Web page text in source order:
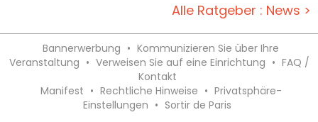
Alle Ratgeber : News >
Bannerwerbung • Kommunizieren Sie über Ihre
Veranstaltung • Verweisen Sie auf eine Einrichtung • FAQ /
Kontakt
Manifest • Rechtliche Hinweise • Privatsphäre-
Einstellungen • Sortir de Paris